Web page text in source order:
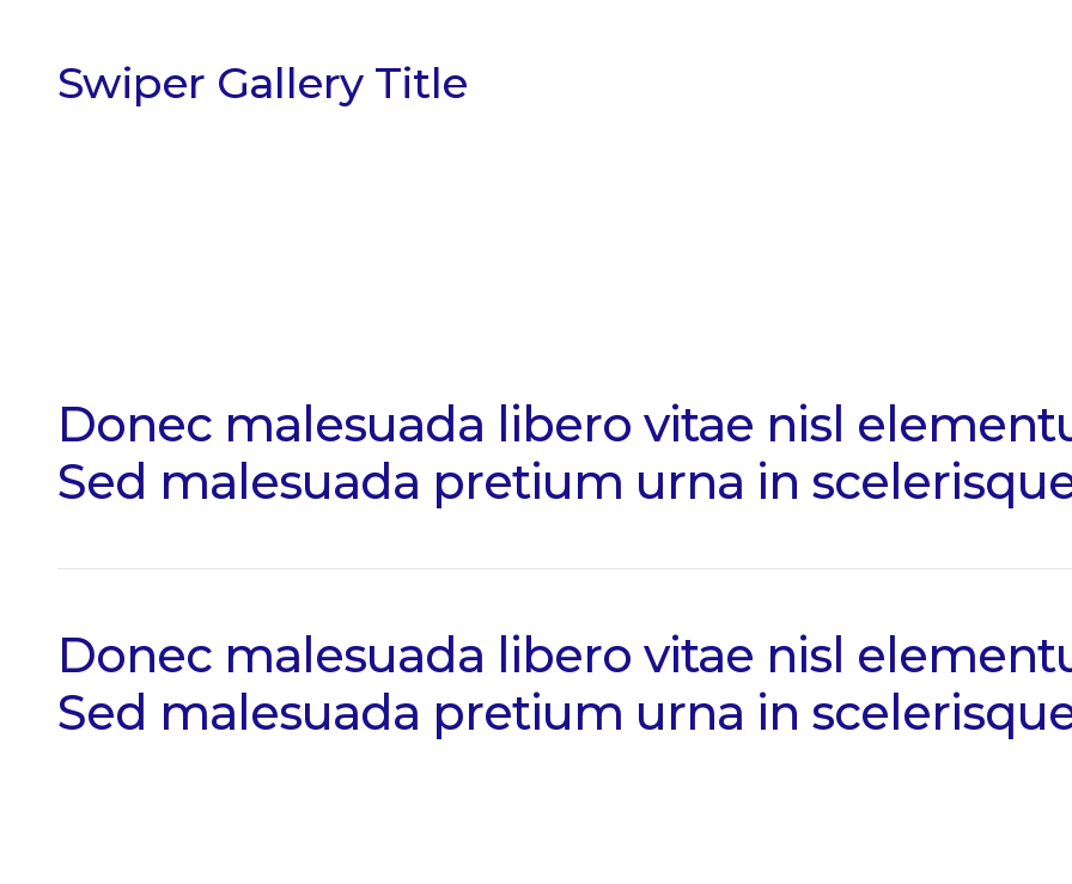
Swiper Gallery Title
Donec malesuada libero vitae nisl
Sed malesuada pretium urna in
Donec malesuada libero vitae nisl
Sed malesuada pretium urna in